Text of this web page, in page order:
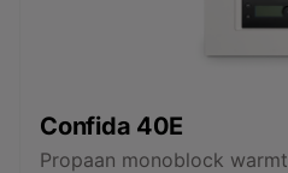
Confida 40E
Propaan monoblock